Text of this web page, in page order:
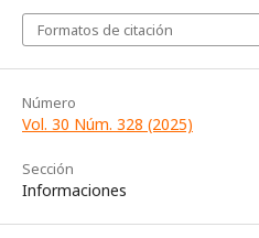
Formatos de citación
Número
Vol. 30 Núm. 328 (2025)
Sección
Informaciones